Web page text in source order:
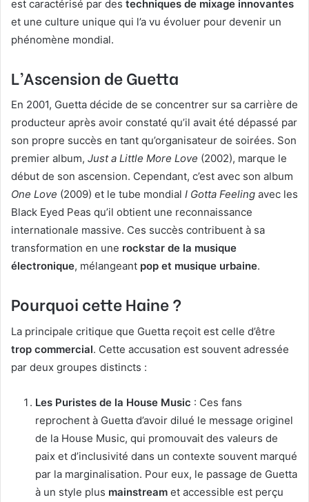
est caractérisé par des techniques de mixage innovantes
et une culture unique qui l’a vu évoluer pour devenir un
phénomène mondial.
L’Ascension de Guetta
En 2001, Guetta décide de se concentrer sur sa carrière de
producteur après avoir constaté qu’il avait été dépassé par
son propre succès en tant qu’organisateur de soirées. Son
premier album, Just a Little More Love (2002), marque le
début de son ascension. Cependant, c’est avec son album
One Love (2009) et le tube mondial I Gotta Feeling avec les
Black Eyed Peas qu’il obtient une reconnaissance
internationale massive. Ces succès contribuent à sa
transformation en une rockstar de la musique
électronique, mélangeant pop et musique urbaine.
Pourquoi cette Haine ?
La principale critique que Guetta reçoit est celle d’être
trop commercial. Cette accusation est souvent adressée
par deux groupes distincts :
Les Puristes de la House Music : Ces fans
reprochent à Guetta d’avoir dilué le message originel
de la House Music, qui promouvait des valeurs de
paix et d’inclusivité dans un contexte souvent marqué
par la marginalisation. Pour eux, le passage de Guetta
à un style plus mainstream et accessible est perçu